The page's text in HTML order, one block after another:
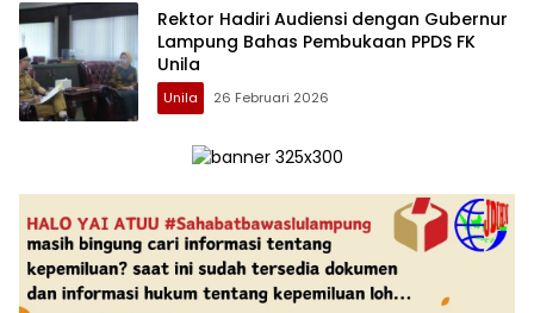
Rektor Hadiri Audiensi dengan Gubernur
Lampung Bahas Pembukaan PPDS FK
Unila
Unila 26 Februari 2026